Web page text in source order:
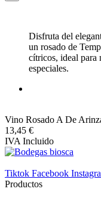
Disfruta del
un rosado de
cítricos, ideal para
especiales.
Vino Rosado A De
13,45 €
IVA Incluido
Tiktok Facebook
Productos